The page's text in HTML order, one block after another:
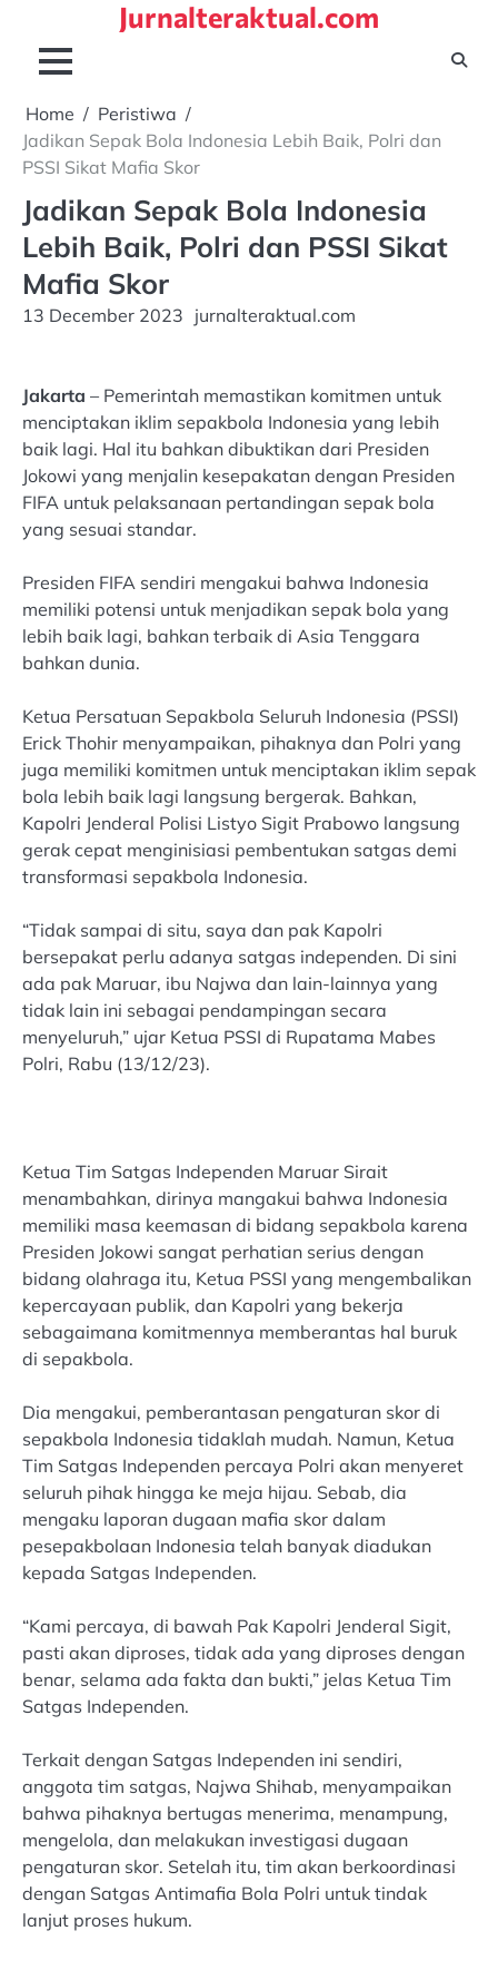
content
Jurnalteraktual.com
Home
Peristiwa
Jadikan Sepak Bola Indonesia Lebih Baik, Polri dan
PSSI Sikat Mafia Skor
Jadikan Sepak Bola Indonesia
Lebih Baik, Polri dan PSSI Sikat
Mafia Skor
13 December 2023 jurnalteraktual.com
Jakarta – Pemerintah memastikan komitmen untuk
menciptakan iklim sepakbola Indonesia yang lebih
baik lagi. Hal itu bahkan dibuktikan dari Presiden
Jokowi yang menjalin kesepakatan dengan Presiden
FIFA untuk pelaksanaan pertandingan sepak bola
yang sesuai standar.
Presiden FIFA sendiri mengakui bahwa Indonesia
memiliki potensi untuk menjadikan sepak bola yang
lebih baik lagi, bahkan terbaik di Asia Tenggara
bahkan dunia.
Ketua Persatuan Sepakbola Seluruh Indonesia (PSSI)
Erick Thohir menyampaikan, pihaknya dan Polri yang
juga memiliki komitmen untuk menciptakan iklim sepak
bola lebih baik lagi langsung bergerak. Bahkan,
Kapolri Jenderal Polisi Listyo Sigit Prabowo langsung
gerak cepat menginisiasi pembentukan satgas demi
transformasi sepakbola Indonesia.
“Tidak sampai di situ, saya dan pak Kapolri
bersepakat perlu adanya satgas independen. Di sini
ada pak Maruar, ibu Najwa dan lain-lainnya yang
tidak lain ini sebagai pendampingan secara
menyeluruh,” ujar Ketua PSSI di Rupatama Mabes
Polri, Rabu (13/12/23).
Ketua Tim Satgas Independen Maruar Sirait
menambahkan, dirinya mangakui bahwa Indonesia
memiliki masa keemasan di bidang sepakbola karena
Presiden Jokowi sangat perhatian serius dengan
bidang olahraga itu, Ketua PSSI yang mengembalikan
kepercayaan publik, dan Kapolri yang bekerja
sebagaimana komitmennya memberantas hal buruk
di sepakbola.
Dia mengakui, pemberantasan pengaturan skor di
sepakbola Indonesia tidaklah mudah. Namun, Ketua
Tim Satgas Independen percaya Polri akan menyeret
seluruh pihak hingga ke meja hijau. Sebab, dia
mengaku laporan dugaan mafia skor dalam
pesepakbolaan Indonesia telah banyak diadukan
kepada Satgas Independen.
“Kami percaya, di bawah Pak Kapolri Jenderal Sigit,
pasti akan diproses, tidak ada yang diproses dengan
benar, selama ada fakta dan bukti,” jelas Ketua Tim
Satgas Independen.
Terkait dengan Satgas Independen ini sendiri,
anggota tim satgas, Najwa Shihab, menyampaikan
bahwa pihaknya bertugas menerima, menampung,
mengelola, dan melakukan investigasi dugaan
pengaturan skor. Setelah itu, tim akan berkoordinasi
dengan Satgas Antimafia Bola Polri untuk tindak
lanjut proses hukum.